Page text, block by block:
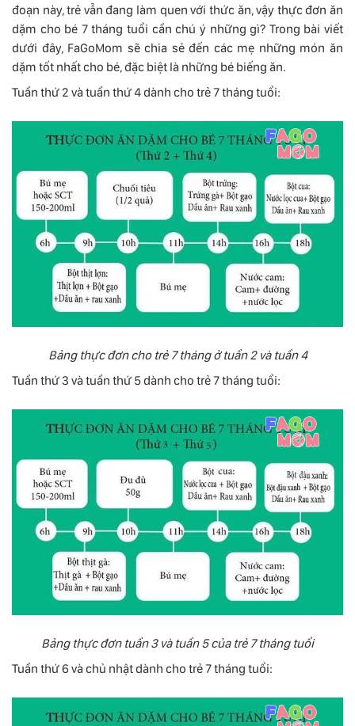
đoạn này, trẻ vẫn đang làm quen với thức ăn, vậy thực đơn ăn
dặm cho bé 7 tháng tuổi cần chú ý những gì? Trong bài viết
dưới đây, FaGoMom sẽ chia sẻ đến các mẹ những món ăn
dặm tốt nhất cho bé, đặc biệt là những bé biếng ăn.
Tuần thứ 2 và tuần thứ 4 dành cho trẻ 7 tháng tuổi:
Bảng thực đơn cho trẻ 7 tháng ở tuần 2 và tuần 4
Tuần thứ 3 và tuần thứ 5 dành cho trẻ 7 tháng tuổi:
Bảng thực đơn tuần 3 và tuần 5 của trẻ 7 tháng tuổi
Tuần thứ 6 và chủ nhật dành cho trẻ 7 tháng tuổi: